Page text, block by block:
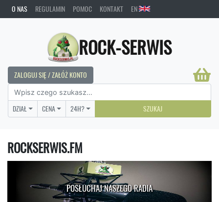
O NAS REGULAMIN POMOC KONTAKT EN
ROCK-SERWIS
ZALOGUJ SIĘ / ZAŁÓŻ KONTO
DZIAŁ CENA 24H? SZUKAJ
ROCKSERWIS.FM
POSŁUCHAJ NASZEGO RADIA